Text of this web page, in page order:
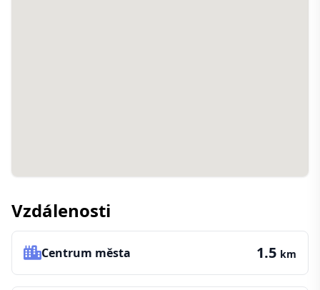
Vzdálenosti
Centrum města 1.5 km